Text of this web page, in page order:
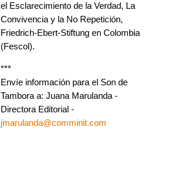
el Esclarecimiento de la Verdad, La
Convivencia y la No Repetición,
Friedrich-Ebert-Stiftung en Colombia
(Fescol).
***
Envíe información para el Son de
Tambora a: Juana Marulanda -
Directora Editorial -
jmarulanda@comminit.com